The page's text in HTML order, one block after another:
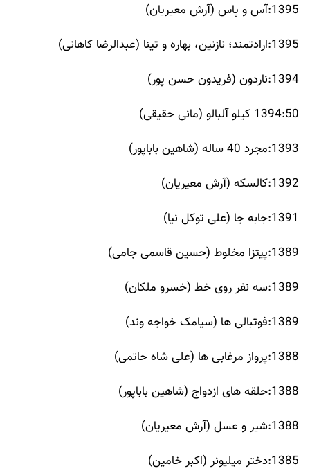
1395:آس و پاس (آرش معیریان)
1395:ارادتمند؛ نازنین، بهاره و تینا (عبدالرضا کاهانی)
1394:ناردون (فریدون حسن پور)
1394:50 کیلو آلبالو (مانی حقیقی)
1393:مجرد 40 ساله (شاهین باباپور)
1392:کالسکه (آرش معیریان)
1391:جابه جا (علی توکل نیا)
1389:پیتزا مخلوط (حسین قاسمی جامی)
1389:سه نفر روی خط (خسرو ملکان)
1389:فوتبالی ها (سیامک خواجه وند)
1388:پرواز مرغابی ها (علی شاه حاتمی)
1388:حلقه های ازدواج (شاهین باباپور)
1388:شیر و عسل (آرش معیریان)
1385:دختر میلیونر (اکبر خامین)